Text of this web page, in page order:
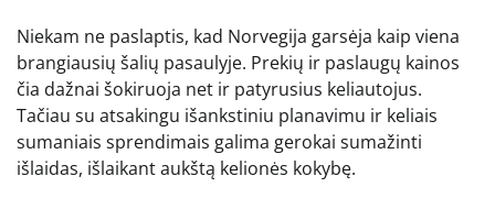
Niekam ne paslaptis, kad Norvegija garsėja kaip viena
brangiausių šalių pasaulyje. Prekių ir paslaugų kainos
čia dažnai šokiruoja net ir patyrusius keliautojus.
Tačiau su atsakingu išankstiniu planavimu ir keliais
sumaniais sprendimais galima gerokai sumažinti
išlaidas, išlaikant aukštą kelionės kokybę.